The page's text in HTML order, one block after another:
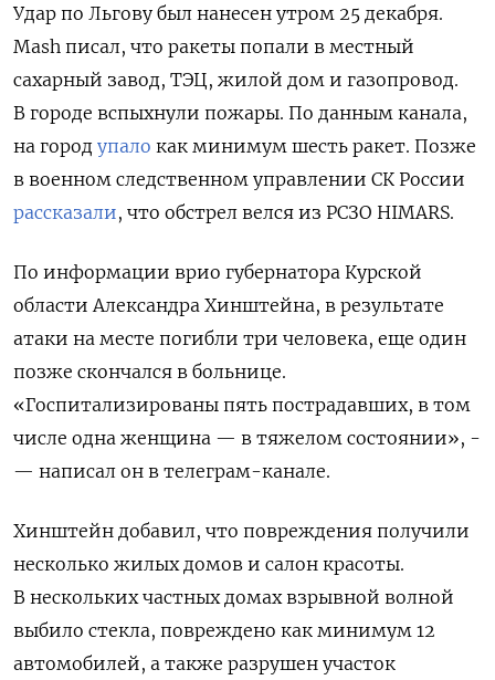
Удар по Льгову был нанесен утром 25 декабря.
Mash писал, что ракеты попали в местный
сахарный завод, ТЭЦ, жилой дом и газопровод.
В городе вспыхнули пожары. По данным канала,
на город упало как минимум шесть ракет. Позже
в военном следственном управлении СК России
рассказали, что обстрел велся из РСЗО HIMARS.
По информации врио губернатора Курской
области Александра Хинштейна, в результате
атаки на месте погибли три человека, еще один
позже скончался в больнице.
«Госпитализированы пять пострадавших, в том
числе одна женщина — в тяжелом состоянии», ­
— написал он в телеграм-канале.
­Хинштейн добавил, что повреждения получили
несколько жилых домов и салон красоты.
В нескольких частных домах взрывной волной
выбило стекла, повреждено как минимум 12
автомобилей, а также разрушен участок